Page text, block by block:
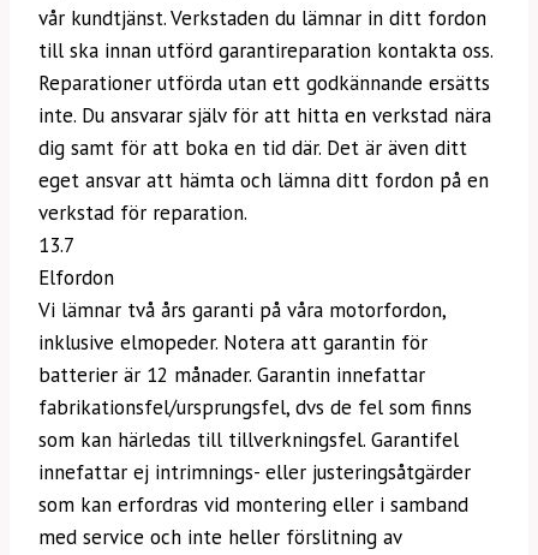
vår kundtjänst. Verkstaden du lämnar in ditt fordon
till ska innan utförd garantireparation kontakta oss.
Reparationer utförda utan ett godkännande ersätts
inte. Du ansvarar själv för att hitta en verkstad nära
dig samt för att boka en tid där. Det är även ditt
eget ansvar att hämta och lämna ditt fordon på en
verkstad för reparation.
13.7
Elfordon
Vi lämnar två års garanti på våra motorfordon,
inklusive elmopeder. Notera att garantin för
batterier är 12 månader. Garantin innefattar
fabrikationsfel/ursprungsfel, dvs de fel som finns
som kan härledas till tillverkningsfel. Garantifel
innefattar ej intrimnings- eller justeringsåtgärder
som kan erfordras vid montering eller i samband
med service och inte heller förslitning av